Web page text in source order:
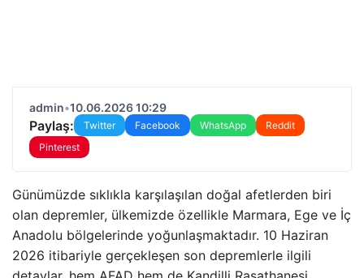
admin•10.06.2026 10:29
Paylaş: Twitter Facebook WhatsApp
Reddit
Pinterest
Günümüzde sıklıkla karşılaşılan doğal afetlerden biri
olan depremler, ülkemizde özellikle Marmara, Ege ve İç
Anadolu bölgelerinde yoğunlaşmaktadır. 10 Haziran
2026 itibariyle gerçekleşen son depremlerle ilgili